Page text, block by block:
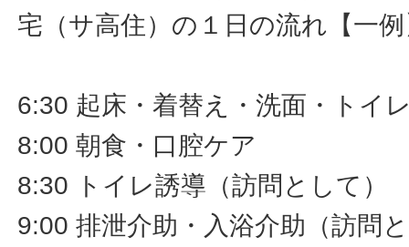
宅（サ高住）の１日の流れ【一
6:30 起床・着替え・洗面・トイ
8:00 朝食・口腔ケア
8:30 トイレ誘導（訪問として）
9:00 排泄介助・入浴介助（訪問